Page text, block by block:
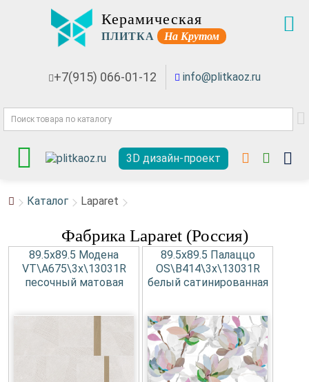
Керамическая
ПЛИТКА На Крутом
+7(915) 066-01-12 info@plitkaoz.ru
3D дизайн-проект
Каталог Laparet
Фабрика Laparet (Россия)
89.5x89.5 Модена
VT\A675\3x\13031R
песочный матовая
89.5x89.5 Палаццо
OS\B414\3x\13031R
белый сатинированная